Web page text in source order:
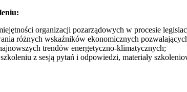
organizacji pozarządowych w procesie
różnych wskaźników ekonomicznych
trendów energetyczno-klimatycznych;
z sesją pytań i odpowiedzi, materiały